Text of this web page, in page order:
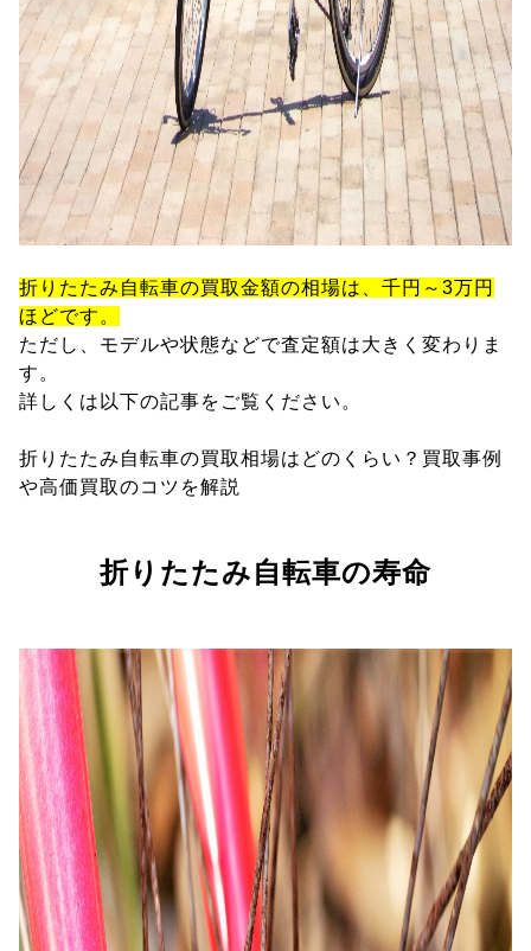
折りたたみ自転車の買取金額の相場は、千円～3万円
ほどです。
ただし、モデルや状態などで査定額は大きく変わりま
す。
詳しくは以下の記事をご覧ください。
折りたたみ自転車の買取相場はどのくらい？買取事例
や高価買取のコツを解説
折りたたみ自転車の寿命